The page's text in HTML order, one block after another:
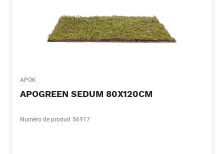
APOK
APOGREEN SEDUM 80X120CM
Numéro de produit 56917